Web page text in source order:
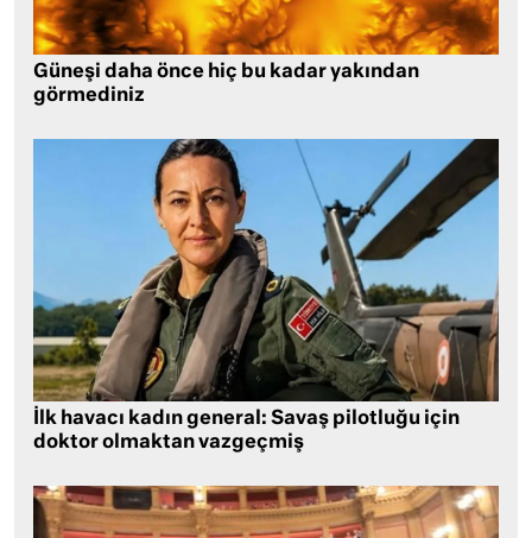
Güneşi daha önce hiç bu kadar yakından
görmediniz
İlk havacı kadın general: Savaş pilotluğu için
doktor olmaktan vazgeçmiş